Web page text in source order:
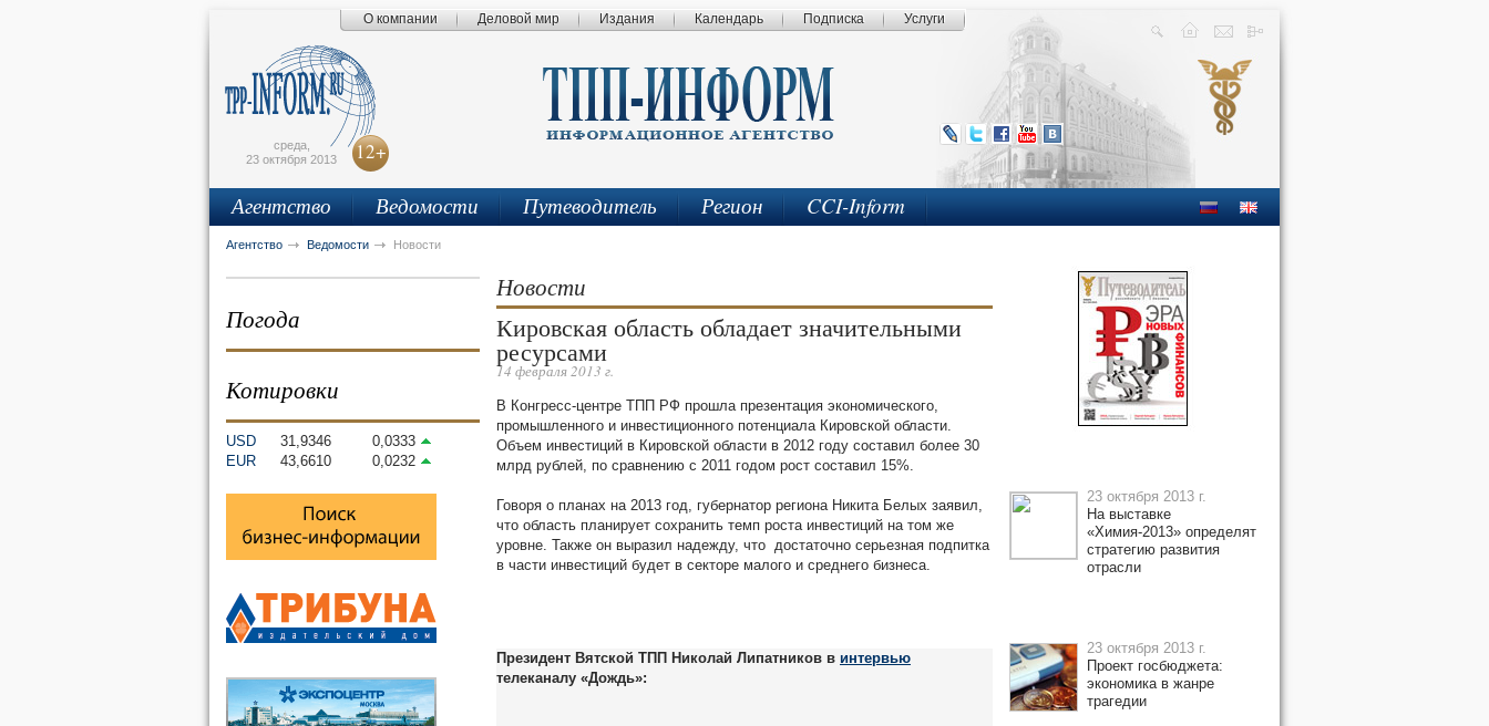
О компании Деловой мир Издания Календарь Подписка Услуги
среда,
23 октября 2013
12+
Агентство Ведомости Путеводитель Регион CCI-Inform
Агентство Ведомости Новости
Погода
Котировки
USD 31,9346
0,0333
EUR
43,6610 0,0232
Новости
Кировская область обладает значительными
ресурсами
14 февраля 2013 г.
В Конгресс-центре ТПП РФ прошла презентация экономического,
промышленного и инвестиционного потенциала Кировской области.
Объем инвестиций в Кировской области в 2012 году составил более 30
млрд рублей, по сравнению с 2011 годом рост составил 15%.
Говоря о планах на 2013 год, губернатор региона Никита Белых заявил,
что область планирует сохранить темп роста инвестиций на том же
уровне. Также он выразил надежду, что достаточно серьезная подпитка
в части инвестиций будет в секторе малого и среднего бизнеса.
Президент Вятской ТПП Николай Липатников в интервью
телеканалу «Дождь»:
23 октября 2013 г.
На выставке
«Химия-2013» определят
стратегию развития
отрасли
23 октября 2013 г.
Проект госбюджета:
экономика в жанре
трагедии